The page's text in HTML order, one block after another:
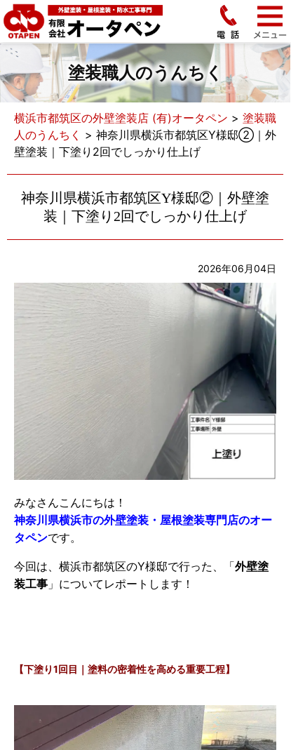
塗装職人のうんちく
横浜市都筑区の外壁塗装店 (有)オータペン > 塗装職
人のうんちく > 神奈川県横浜市都筑区Y様邸②｜外
壁塗装｜下塗り2回でしっかり仕上げ
神奈川県横浜市都筑区Y様邸②｜外壁塗
装｜下塗り2回でしっかり仕上げ
2026年06月04日
みなさんこんにちは！
神奈川県横浜市の外壁塗装・屋根塗装専門店のオー
タペンです。
今回は、横浜市都筑区のY様邸で行った、「外壁塗
装工事 」についてレポートします！
【下塗り1回目｜塗料の密着性を高める重要工程】